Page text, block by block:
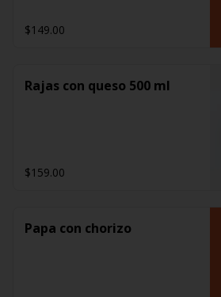
$149.00
Rajas con queso 500 ml
$159.00
Papa con chorizo